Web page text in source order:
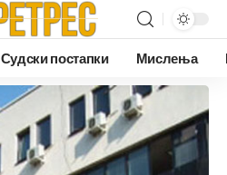
Судски постапки Мислења